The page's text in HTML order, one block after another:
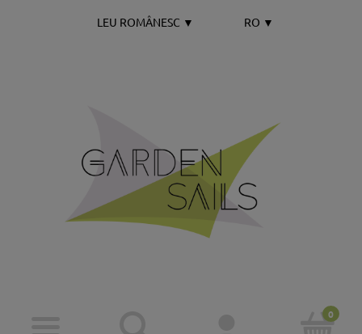
LEU ROMÂNESC ▼ RO ▼